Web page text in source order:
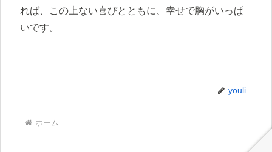
れば、この上ない喜びとともに、幸せで胸がいっぱ
いです。
youli
ホーム